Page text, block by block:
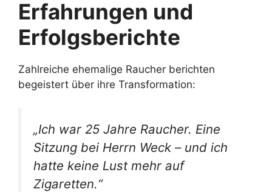
Erfahrungen und
Erfolgsberichte
Zahlreiche ehemalige Raucher berichten
begeistert über ihre Transformation:
„Ich war 25 Jahre Raucher. Eine
Sitzung bei Herrn Weck – und ich
hatte keine Lust mehr auf
Zigaretten.“